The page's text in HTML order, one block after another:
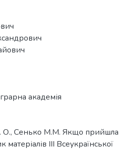
академія
О., Сенько М.М. Якщо прийшла
ІІІ Всеукраїнської